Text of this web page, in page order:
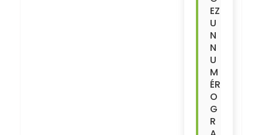
EZ
U
N
N
U
M
ÉR
O
G
R